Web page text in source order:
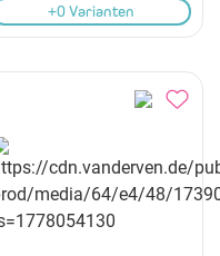
+0 Varianten